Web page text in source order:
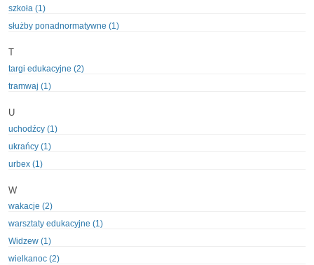
szkoła (1)
służby ponadnormatywne (1)
T
targi edukacyjne (2)
tramwaj (1)
U
uchodźcy (1)
ukrańcy (1)
urbex (1)
W
wakacje (2)
warsztaty edukacyjne (1)
Widzew (1)
wielkanoc (2)